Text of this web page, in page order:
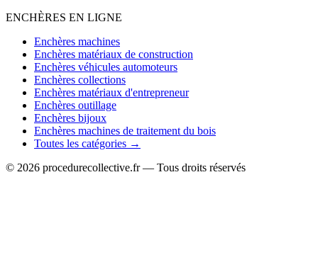
ENCHÈRES EN LIGNE
Enchères machines
Enchères matériaux de construction
Enchères véhicules automoteurs
Enchères collections
Enchères matériaux d'entrepreneur
Enchères outillage
Enchères bijoux
Enchères machines de traitement du bois
Toutes les catégories →
© 2026 procedurecollective.fr — Tous droits réservés